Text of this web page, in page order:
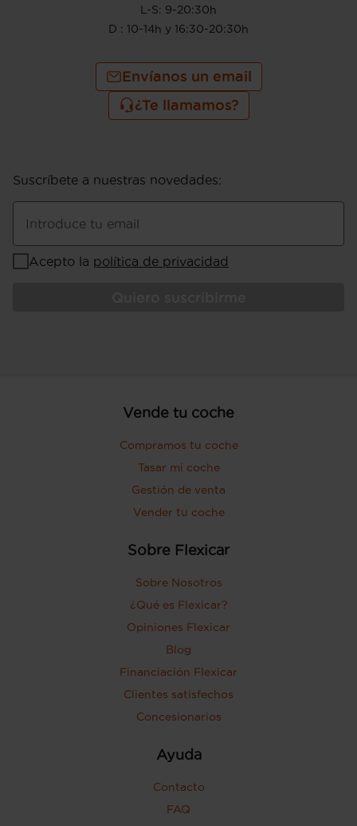
L-S: 9-20:30h
D : 10-14h y 16:30-20:30h
Envíanos un email
¿Te llamamos?
Suscríbete a nuestras novedades:
Introduce tu email
Acepto la política de privacidad
Vende tu coche
Compramos tu coche
Tasar mi coche
Gestión de venta
Vender tu coche
Sobre Flexicar
Sobre Nosotros
¿Qué es Flexicar?
Opiniones Flexicar
Blog
Financiación Flexicar
Clientes satisfechos
Concesionarios
Ayuda
Contacto
FAQ